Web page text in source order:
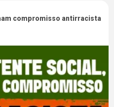
compromisso antirracista